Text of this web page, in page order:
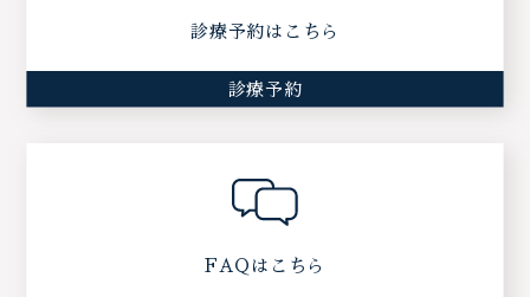
診療予約はこちら
診療予約
FAQはこちら